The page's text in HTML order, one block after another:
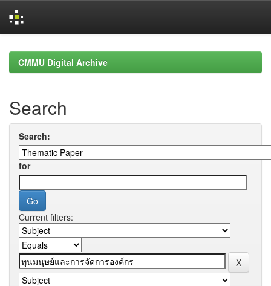
navigationCMMU Digital Archive
Search
Search:
for
Current filters: